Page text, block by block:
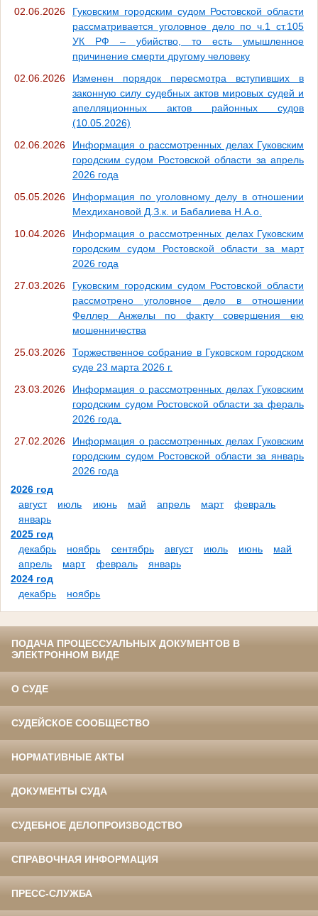
02.06.2026
Гуковским городским судом Ростовской области
рассматривается уголовное дело по ч.1 ст.105
УК РФ – убийство, то есть умышленное
причинение смерти другому человеку
02.06.2026
Изменен порядок пересмотра вступивших в
законную силу судебных актов мировых судей и
апелляционных актов районных судов
(10.05.2026)
02.06.2026
Информация о рассмотренных делах Гуковским
городским судом Ростовской области за апрель
2026 года
05.05.2026
Информация по уголовному делу в отношении
Мехдихановой Д.З.к. и Бабалиева Н.А.о.
10.04.2026
Информация о рассмотренных делах Гуковским
городским судом Ростовской области за март
2026 года
27.03.2026
Гуковским городским судом Ростовской области
рассмотрено уголовное дело в отношении
Феллер Анжелы по факту совершения ею
мошенничества
25.03.2026
Торжественное собрание в Гуковском городском
суде 23 марта 2026 г.
23.03.2026
Информация о рассмотренных делах Гуковским
городским судом Ростовской области за фераль
2026 года.
27.02.2026
Информация о рассмотренных делах Гуковским
городским судом Ростовской области за январь
2026 года
2026 год
август
июль июнь май апрель март
февраль
январь
2025 год
декабрь
ноябрь сентябрь август июль июнь
май
апрель
март февраль
январь
2024 год
декабрь
ноябрь
ПОДАЧА ПРОЦЕССУАЛЬНЫХ ДОКУМЕНТОВ В
ЭЛЕКТРОННОМ ВИДЕ
О СУДЕ
СУДЕЙСКОЕ СООБЩЕСТВО
НОРМАТИВНЫЕ АКТЫ
ДОКУМЕНТЫ СУДА
СУДЕБНОЕ ДЕЛОПРОИЗВОДСТВО
СПРАВОЧНАЯ ИНФОРМАЦИЯ
ПРЕСС-СЛУЖБА